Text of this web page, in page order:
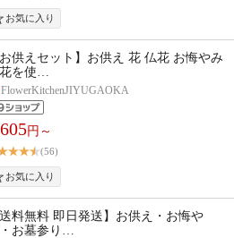
お供えセット】お供え 花 仏花 お悔やみ
を使…
FlowerKitchenJIYUGAOKA
円～
(56)
送料無料 即日発送】お供え・お悔や
お墓参り…